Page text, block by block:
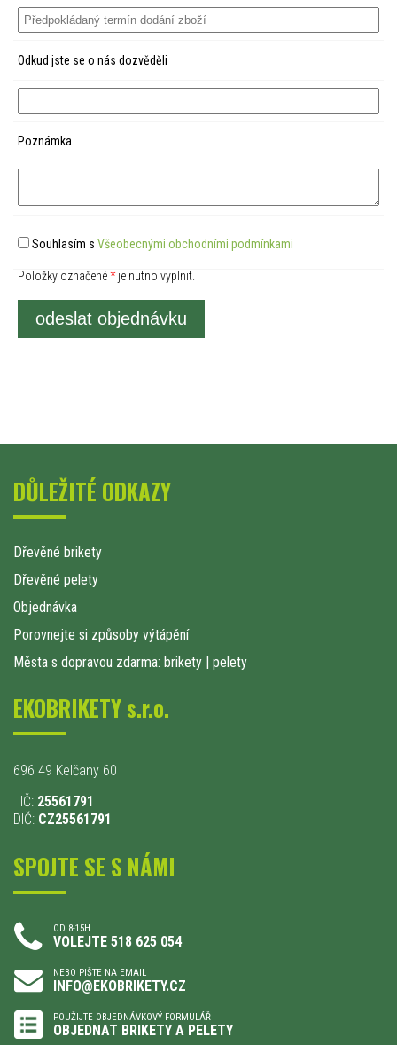
Odkud jste se o nás dozvěděli
Poznámka
Souhlasím s Všeobecnými obchodními podmínkami
Položky označené*je nutno vyplnit.
odeslat objednávku
DŮLEŽITÉ ODKAZY
Dřevěné brikety
Dřevěné pelety
Objednávka
Porovnejte si způsoby výtápění
Města s dopravou zdarma: brikety | pelety
EKOBRIKETY s.r.o.
696 49 Kelčany 60
IČ: 25561791
DIČ: CZ25561791
SPOJTE SE S NÁMI
OD 8-15H
VOLEJTE 518 625 054
NEBO PIŠTE NA EMAIL
INFO@EKOBRIKETY.CZ
POUŽIJTE OBJEDNÁVKOVÝ FORMULÁŘ
OBJEDNAT BRIKETY A PELETY